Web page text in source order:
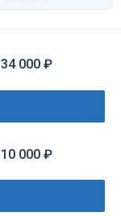
34 000 ₽
10 000 ₽